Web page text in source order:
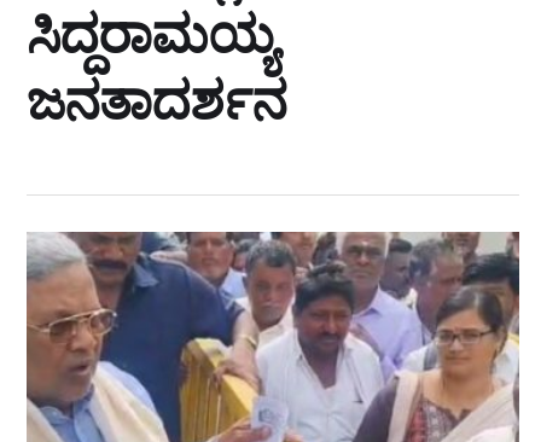
ಸಿದ್ದರಾಮಯ್ಯ
ಜನತಾದರ್ಶನ